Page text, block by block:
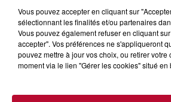
4 août 2026
Vous pouvez accepter en cliquant sur
sélectionnant les finalités et/ou partenaires
Vous pouvez également refuser en cliquant
accepter". Vos préférences ne s'appliqueront
pouvez mettre à jour vos choix, ou retirer votre
moment via le lien "Gérer les cookies" situé